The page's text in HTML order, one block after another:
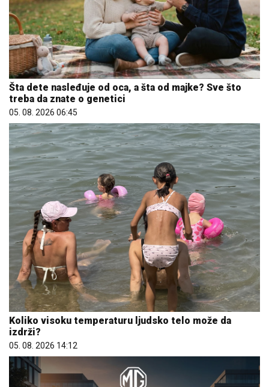
Šta dete nasleđuje od oca, a šta od majke? Sve što
treba da znate o genetici
05. 08. 2026 06:45
Koliko visoku temperaturu ljudsko telo može da
izdrži?
05. 08. 2026 14:12